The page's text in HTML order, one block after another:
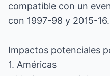
compatible con un
con 1997-98 y 2015-16.
Impactos potenciales
1. Américas